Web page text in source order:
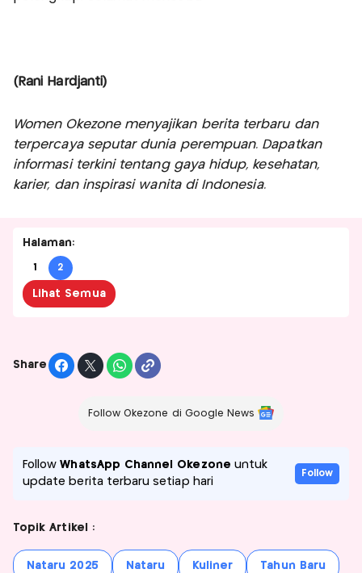
(Rani Hardjanti)
Women Okezone menyajikan berita terbaru dan
terpercaya seputar dunia perempuan. Dapatkan
informasi terkini tentang gaya hidup, kesehatan,
karier, dan inspirasi wanita di Indonesia.
Halaman:
1 2
Lihat Semua
Share
Follow Okezone di Google News
FollowWhatsApp Channel Okezone untuk
update berita terbaru setiap hari
Follow
Topik Artikel :
Nataru 2025 Nataru Kuliner Tahun Baru